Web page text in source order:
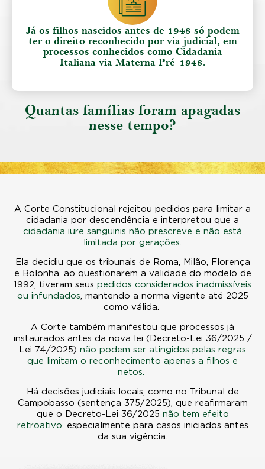
Já os filhos nascidos antes de 1948 só podem
ter o direito reconhecido por via judicial, em
processos conhecidos como Cidadania
Italiana via Materna Pré-1948.
Quantas famílias foram apagadas
nesse tempo?
A Corte Constitucional rejeitou pedidos para limitar a
cidadania por descendência e interpretou que a
cidadania iure sanguinis não prescreve e não está
limitada por gerações.
Ela decidiu que os tribunais de Roma, Milão, Florença
e Bolonha, ao questionarem a validade do modelo de
1992, tiveram seus pedidos considerados inadmissíveis
ou infundados, mantendo a norma vigente até 2025
como válida.
A Corte também manifestou que processos já
instaurados antes da nova lei (Decreto-Lei 36/2025 /
Lei 74/2025) não podem ser atingidos pelas regras
que limitam o reconhecimento apenas a filhos e
netos.
Há decisões judiciais locais, como no Tribunal de
Campobasso (sentença 375/2025), que reafirmaram
que o Decreto-Lei 36/2025 não tem efeito
retroativo
especialmente para casos iniciados antes
da sua vigência.